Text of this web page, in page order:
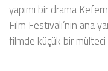
yapımı bir drama
Film Festivali’nin ana
filmde küçük bir mülteci